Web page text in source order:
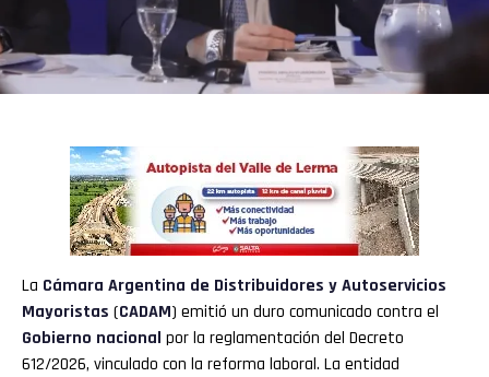
La Cámara Argentina de Distribuidores y Autoservicios
Mayoristas (CADAM) emitió un duro comunicado contra el
Gobierno nacional por la reglamentación del Decreto
612/2026, vinculado con la reforma laboral. La entidad